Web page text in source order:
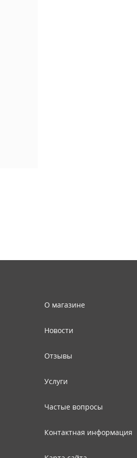
О магазине
Новости
Отзывы
Услуги
Частые вопросы
Контактная информация